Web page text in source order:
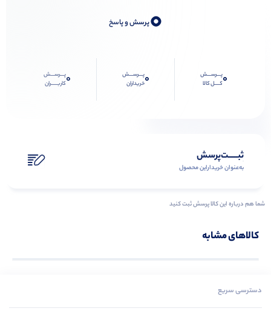
0پرسش و پاسخ
0پـــرســـش
کــــل کالا
0پـــرســـش
خریداران
0پـــرســـش
کاربـــــران
ثبـــــت‌پرسش
به‌عنوان ‌خریدار‌این‌ محصول
شما هم درباره این کالا پرسش ثبت کنید
کالاهای مشابه
دسترسی سریع